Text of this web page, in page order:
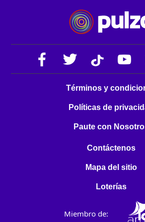
Términos y
Políticas de
Paute con
Contáctenos
Mapa del sitio
Loterías
Miembro de: